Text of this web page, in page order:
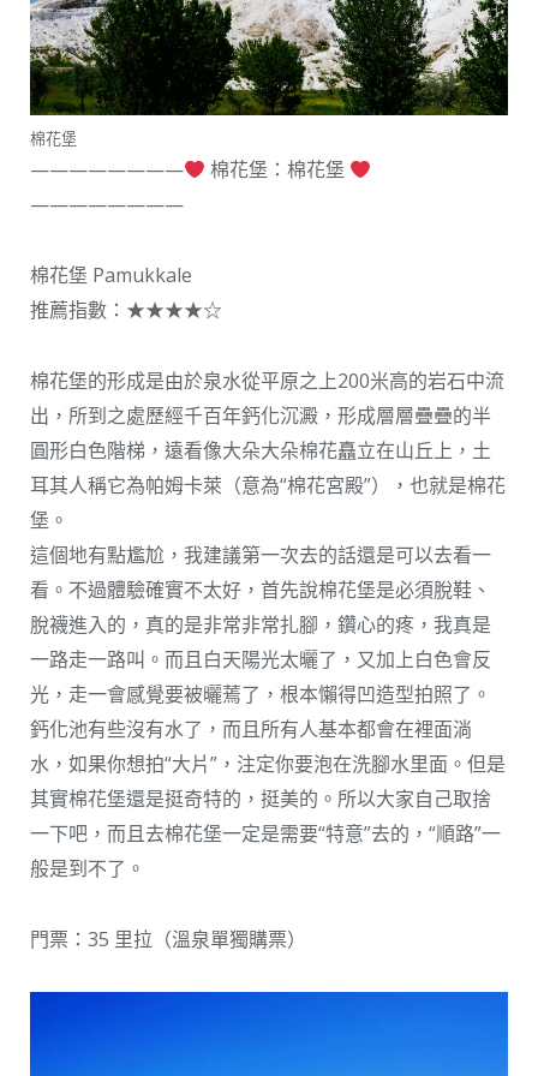
棉花堡
————————
棉花堡：棉花堡
————————
棉花堡 Pamukkale
推薦指數：★★★★☆
棉花堡的形成是由於泉水從平原之上200米高的岩石中流
出，所到之處歷經千百年鈣化沉澱，形成層層疊疊的半
圓形白色階梯，遠看像大朵大朵棉花矗立在山丘上，土
耳其人稱它為帕姆卡萊（意為“棉花宮殿”），也就是棉花
堡。
這個地有點尷尬，我建議第一次去的話還是可以去看一
看。不過體驗確實不太好，首先說棉花堡是必須脫鞋、
脫襪進入的，真的是非常非常扎腳，鑽心的疼，我真是
一路走一路叫。而且白天陽光太曬了，又加上白色會反
光，走一會感覺要被曬蔫了，根本懶得凹造型拍照了。
鈣化池有些沒有水了，而且所有人基本都會在裡面淌
水，如果你想拍“大片”，注定你要泡在洗腳水里面。但是
其實棉花堡還是挺奇特的，挺美的。所以大家自己取捨
一下吧，而且去棉花堡一定是需要“特意”去的，“順路”一
般是到不了。
門票：35 里拉（溫泉單獨購票）